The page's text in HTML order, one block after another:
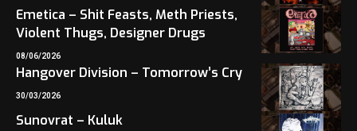
Emetica – Shit Feasts, Meth Priests,
Violent Thugs, Designer Drugs
08/06/2026
Hangover Division – Tomorrow’s Cry
30/03/2026
Sunovrat – Kuluk